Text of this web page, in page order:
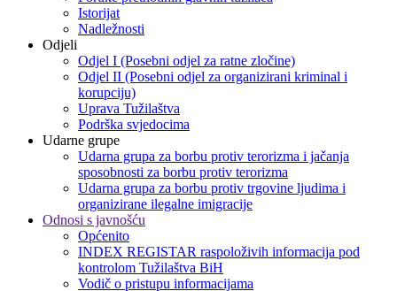
Istorijat
Nadležnosti
Odjeli
Odjel I (Posebni odjel za ratne zločine)
Odjel II (Posebni odjel za organizirani kriminal i
korupciju)
Uprava Tužilaštva
Podrška svjedocima
Udarne grupe
Udarna grupa za borbu protiv terorizma i jačanja
sposobnosti za borbu protiv terorizma
Udarna grupa za borbu protiv trgovine ljudima i
organizirane ilegalne imigracije
Odnosi s javnošću
Općenito
INDEX REGISTAR raspoloživih informacija pod
kontrolom Tužilaštva BiH
Vodič o pristupu informacijama